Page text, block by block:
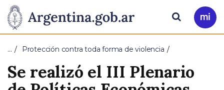
Presidencia
de
la
Pasar al contenido principal
Ir
a
Buscar
… Protección contra toda forma de violencia
Se realizó el III Plenario